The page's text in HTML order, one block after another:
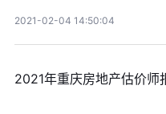
2021-02-04 14:50:04
2021年重庆房地产估价师